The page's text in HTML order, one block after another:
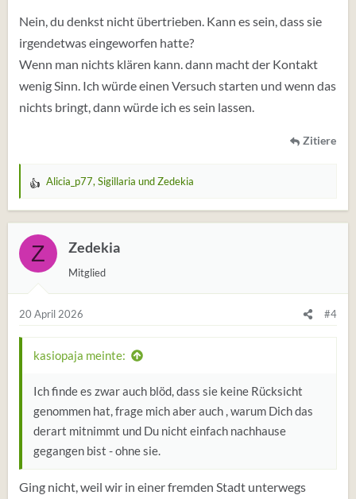
:
Nein, du denkst nicht übertrieben. Kann es sein, dass sie
irgendetwas eingeworfen hatte?
Wenn man nichts klären kann. dann macht der Kontakt
wenig Sinn. Ich würde einen Versuch starten und wenn das
nichts bringt, dann würde ich es sein lassen.
Zitiere
W
r
t
u
n
e
n
Alicia_p77, Sigillaria undZedekia
Z Zedekia
Mitglied
20 April 2026 #4
kasiopaja meinte:
Ich finde es zwar auch blöd, dass sie keine Rücksicht
genommen hat, frage mich aber auch , warum Dich das
derart mitnimmt und Du nicht einfach nachhause
gegangen bist - ohne sie.
Ging nicht, weil wir in einer fremden Stadt unterwegs